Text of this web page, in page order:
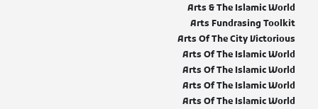
Arts & The Islamic World
Arts Fundrasing Toolkit
Arts Of The City Victorious
Arts Of The Islamic World
Arts Of The Islamic World
Arts Of The Islamic World
Arts Of The Islamic World